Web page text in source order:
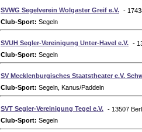
SVWG Segelverein Wolgaster Greif e.V. -
Club-Sport: Segeln
SVUH Segler-Vereinigung Unter-Havel e.V. -
Club-Sport: Segeln
SV Mecklenburgisches Staatstheater e.V.
Club-Sport: Segeln, Kanus/Paddeln
SVT Segler-Vereinigung Tegel e.V. - 13507
Club-Sport: Segeln